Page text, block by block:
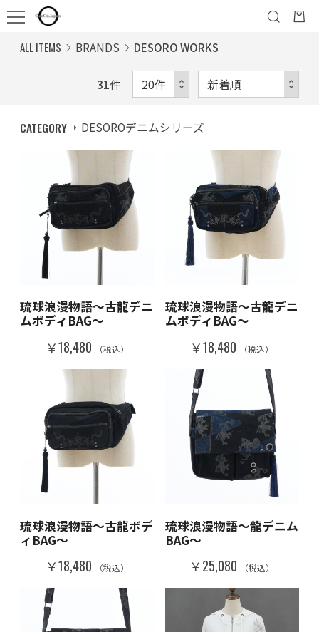
ALL ITEMS BRANDS DESORO WORKS
31件
CATEGORY DESOROデニムシリーズ
琉球浪漫物語～古龍デニ
ムボディBAG～
￥18,480 （税込）
琉球浪漫物語～古龍デニ
ムボディBAG～
￥18,480 （税込）
琉球浪漫物語～古龍ボデ
ィBAG～
￥18,480 （税込）
琉球浪漫物語～龍デニム
BAG～
￥25,080 （税込）